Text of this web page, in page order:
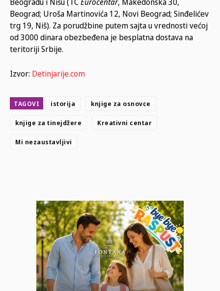
Beograd; Uroša Martinovića 12, Novi Beograd; Sinđelićev
trg 19, Niš). Za porudžbine putem sajta u vrednosti većoj
od 3000 dinara obezbeđena je besplatna dostava na
teritoriji Srbije.
Izvor: Detinjarije.com
TAGOVI istorija knjige za osnovce
knjige za tinejdžere Kreativni centar
Mi nezaustavljivi